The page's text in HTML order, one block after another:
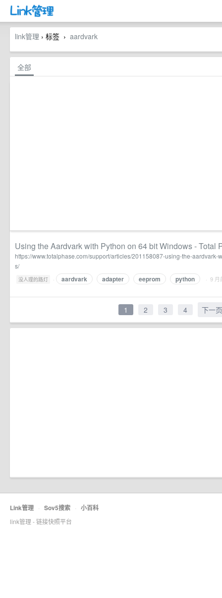
link管理 › 标签 › aardvark
全部
Using the Aardvark with Python on 64 bit Windows - Total
https://www.totalphase.com/support/articles/201158087-using-the-
s/
没人理的路灯 · aardvark adapter eeprom python · 9 月
1 2 3 4 下一页
Link管理 · Sov5搜索 · 小百科
link管理 - 链接快照平台